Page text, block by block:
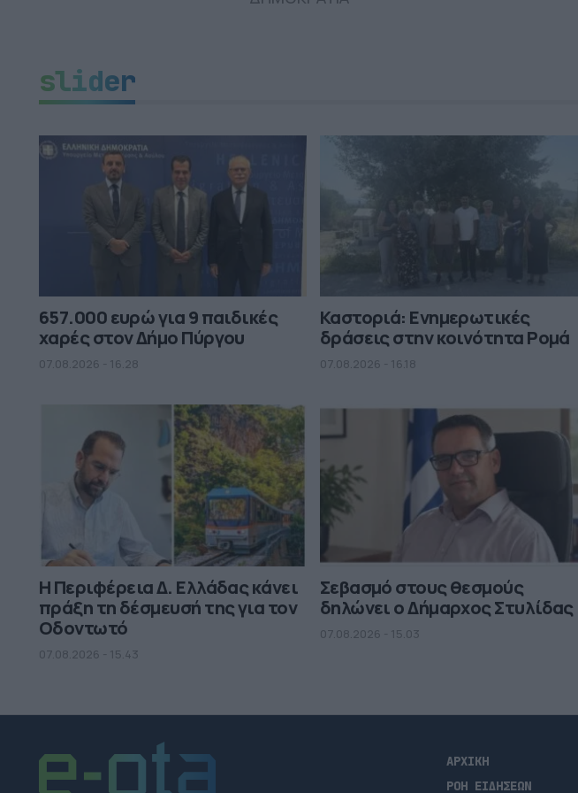
slider
657.000 ευρώ για 9 παιδικές
χαρές στον Δήμο Πύργου
07.08.2026 - 16.28
Καστοριά: Ενημερωτικές
δράσεις στην κοινότητα Ρομά
07.08.2026 - 16.18
Η Περιφέρεια Δ. Ελλάδας κάνει
πράξη τη δέσμευσή της για τον
Οδοντωτό
07.08.2026 - 15.43
Σεβασμό στους θεσμούς
δηλώνει ο Δήμαρχος Στυλίδας
07.08.2026 - 15.03
ΑΡΧΙΚΗ
ΡΟΗ ΕΙΔΗΣΕΩΝ